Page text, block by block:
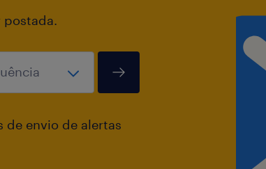
postada.
de envio de alertas